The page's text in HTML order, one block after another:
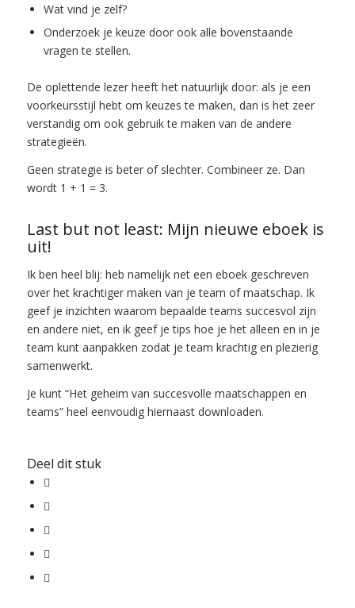
Wat vind je zelf?
Onderzoek je keuze door ook alle bovenstaande
vragen te stellen.
De oplettende lezer heeft het natuurlijk door: als je een
voorkeursstijl hebt om keuzes te maken, dan is het zeer
verstandig om ook gebruik te maken van de andere
strategieën.
Geen strategie is beter of slechter. Combineer ze. Dan
wordt 1 + 1 = 3.
Last but not least: Mijn nieuwe eboek is
uit!
Ik ben heel blij: heb namelijk net een eboek geschreven
over het krachtiger maken van je team of maatschap. Ik
geef je inzichten waarom bepaalde teams succesvol zijn
en andere niet, en ik geef je tips hoe je het alleen en in je
team kunt aanpakken zodat je team krachtig en plezierig
samenwerkt.
Je kunt “Het geheim van succesvolle maatschappen en
teams” heel eenvoudig hiernaast downloaden.
Deel dit stuk